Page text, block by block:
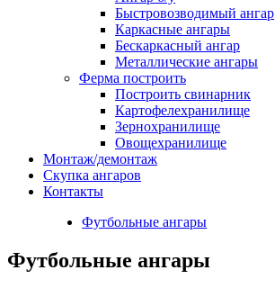
Быстровозводимый ангар
Каркасные ангары
Бескаркасный ангар
Металлические ангары
Ферма построить
Построить свинарник
Картофелехранилище
Зернохранилище
Овощехранилище
Монтаж/демонтаж
Скупка ангаров
Контакты
Футбольные ангары
Футбольные ангары